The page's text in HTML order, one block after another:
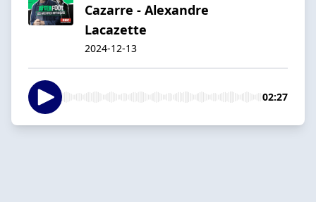
Cazarre - Alexandre
Lacazette
2024-12-13
02:27